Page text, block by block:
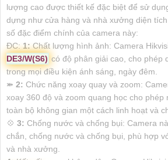
lượng cao được thiết kế đặc biệt để sử
dựng như cửa hàng và nhà xưởng diện
số đặc điểm chính của camera này:
ĐC:1:Chất lượng hình ảnh: Camera
DE3/W(S6) có độ phân giải cao, cho phép
trong mọi điều kiện ánh sáng, ngày đêm.
⤘ 2: Chức năng xoay quay và zoom:
xoay 360 độ và zoom quang học cho phép
toàn bộ không gian một cách linh hoạt và
💠 3: Chống nước và chống bụi: Camera
chắn, chống nước và chống bụi, phù hợp
và nhà xưởng.